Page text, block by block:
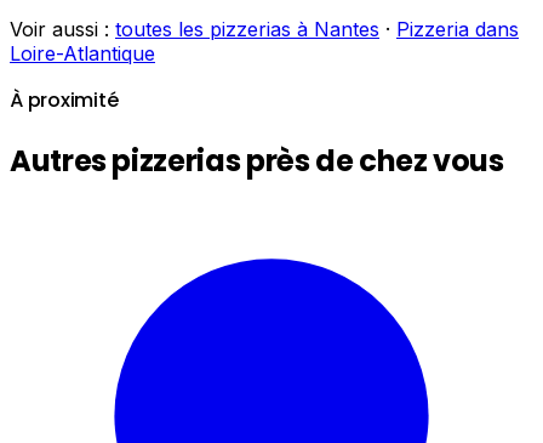
Voir aussi : toutes les pizzerias à Nantes · Pizzeria dans
Loire-Atlantique
À proximité
Autres pizzerias près de chez vous